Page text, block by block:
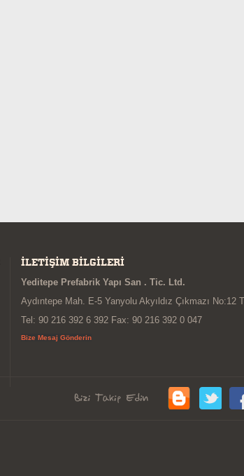
İLETİŞİM BİLGİLERİ
Yeditepe Prefabrik Yapı San . Tic. Ltd.
Aydıntepe Mah. E-5 Yanyolu Akyıldız Çıkmazı
Tel: 90 216 392 6 392 Fax: 90 216 392 0 047
Bize Mesaj Gönderin